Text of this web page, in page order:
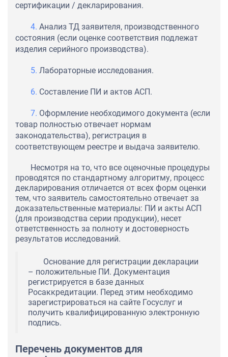
сертификации / декларирования.
Анализ ТД заявителя, производственного
состояния (если оценке соответствия подлежат
изделия серийного производства).
Лабораторные исследования.
Составление ПИ и актов АСП.
Оформление необходимого документа (если
товар полностью отвечает нормам
законодательства), регистрация в
соответствующем реестре и выдача заявителю.
Несмотря на то, что все оценочные процедуры
проводятся по стандартному алгоритму, процесс
декларирования отличается от всех форм оценки
тем, что заявитель самостоятельно отвечает за
доказательственные материалы: ПИ и акты АСП
(для производства серии продукции), несет
ответственность за полноту и достоверность
результатов исследований.
Основание для регистрации декларации
– положительные ПИ. Документация
регистрируется в базе данных
Росаккредитации. Перед этим необходимо
зарегистрироваться на сайте Госуслуг и
получить квалифицированную электронную
подпись.
Перечень документов для